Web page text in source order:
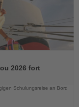
2026 fort
Schulungsreise an Bord